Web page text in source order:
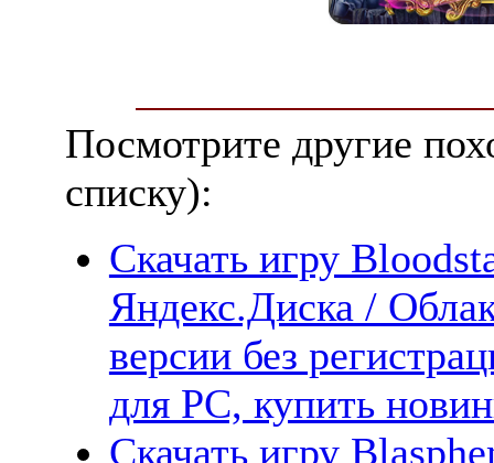
Посмотрите другие
списку):
Скачать игру
Яндекс.Диска /
версии без
для PC, купить
Скачать игру